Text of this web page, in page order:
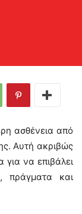
ασθένεια από
Αυτή ακριβώς
για να επιβάλει
πράγματα και